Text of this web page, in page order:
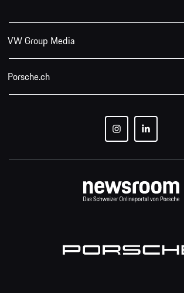
VW Group Media
Porsche.ch